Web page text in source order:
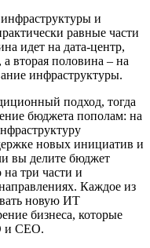
и
равные части
идет на дата-центр,
вторая половина – на
инфраструктуры.
подход, тогда
бюджета пополам: на
новых инициатив и
вы делите бюджет
на три части и
Каждое из
новую ИТ
бизнеса, которые
и CEO.